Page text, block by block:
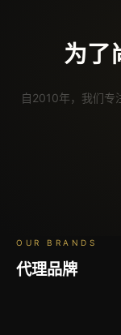
为了
自2010年，我们专
OUR BRANDS
代理品牌